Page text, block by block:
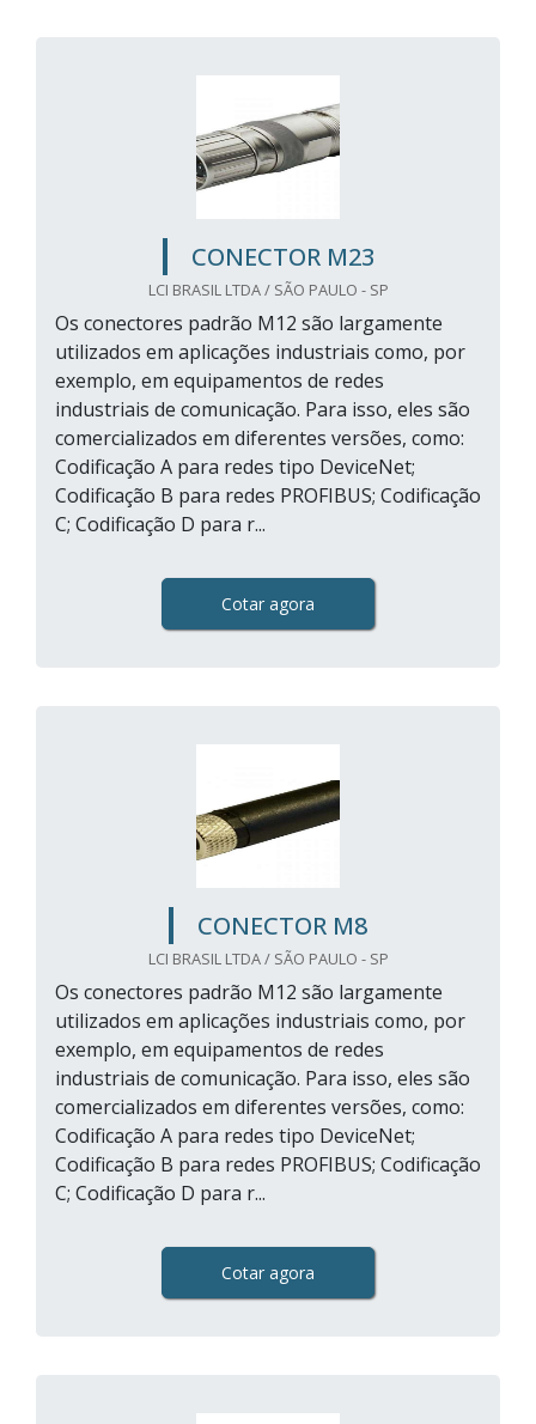
CONECTOR M23
LCI BRASIL LTDA / SÃO PAULO - SP
Os conectores padrão M12 são largamente
utilizados em aplicações industriais como, por
exemplo, em equipamentos de redes
industriais de comunicação. Para isso, eles são
comercializados em diferentes versões, como:
Codificação A para redes tipo DeviceNet;
Codificação B para redes PROFIBUS; Codificação
C; Codificação D para r...
Cotar agora
CONECTOR M8
LCI BRASIL LTDA / SÃO PAULO - SP
Os conectores padrão M12 são largamente
utilizados em aplicações industriais como, por
exemplo, em equipamentos de redes
industriais de comunicação. Para isso, eles são
comercializados em diferentes versões, como:
Codificação A para redes tipo DeviceNet;
Codificação B para redes PROFIBUS; Codificação
C; Codificação D para r...
Cotar agora